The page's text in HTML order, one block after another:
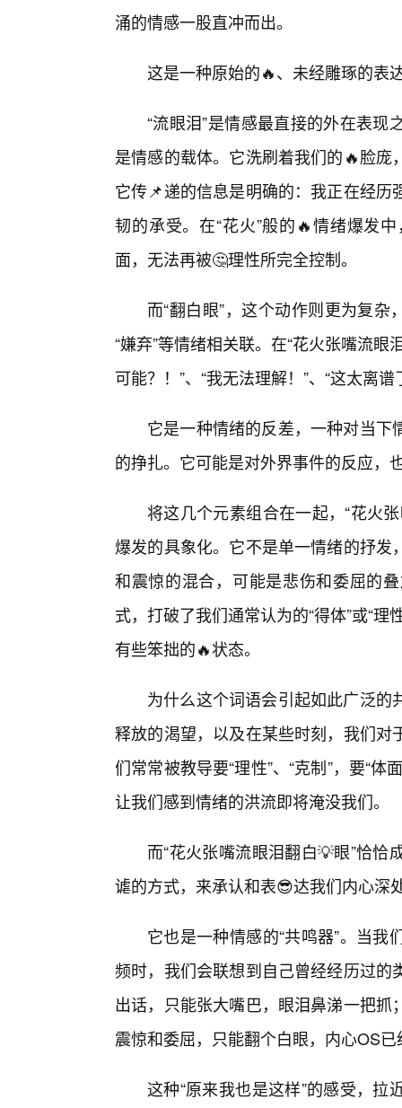
涌的情感一股直冲而出。
这是一种原始的🔥、未经雕琢的表
“流眼泪”是情感最直接的外在表
是情感的载体。它洗刷着我们的🔥脸
它传📌递的信息是明确的：我正在经
韧的承受。在“花火”般的🔥情绪爆发
面，无法再被🤔理性所完全控制。
而“翻白眼”，这个动作则更为复杂
“嫌弃”等情绪相关联。在“花火张嘴流眼
可能？！”、“我无法理解！”、“这太离
它是一种情绪的反差，一种对当
的挣扎。它可能是对外界事件的反应，
将这几个元素组合在一起，“花火
爆发的具象化。它不是单一情绪的抒
和震惊的混合，可能是悲伤和委屈的
式，打破了我们通常认为的“得体”或“
有些笨拙的🔥状态。
为什么这个词语会引起如此广泛
释放的渴望，以及在某些时刻，我们
们常常被教导要“理性”、“克制”，要“
让我们感到情绪的洪流即将淹没我们。
而“花火张嘴流眼泪翻白💡眼”恰
谑的方式，来承认和表😎达我们内心深
它也是一种情感的“共鸣器”。当
频时，我们会联想到自己曾经经历过
出话，只能张大嘴巴，眼泪鼻涕一把
震惊和委屈，只能翻个白眼，内心OS
这种“原来我也是这样”的感受，